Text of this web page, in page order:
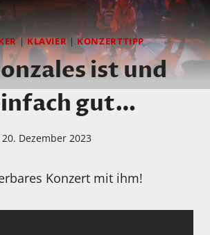
|KLAVIER| KONZERTTIPP
ist und
gut…
20. Dezember 2023
Konzert mit ihm!